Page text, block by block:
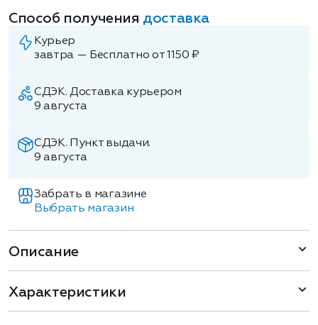
Способ получения доставка
Курьер
завтра — Бесплатно от 1150 ₽
СДЭК. Доставка курьером
9 августа
СДЭК. Пункт выдачи.
9 августа
Забрать в магазине
Выбрать магазин
Описание
Характеристики